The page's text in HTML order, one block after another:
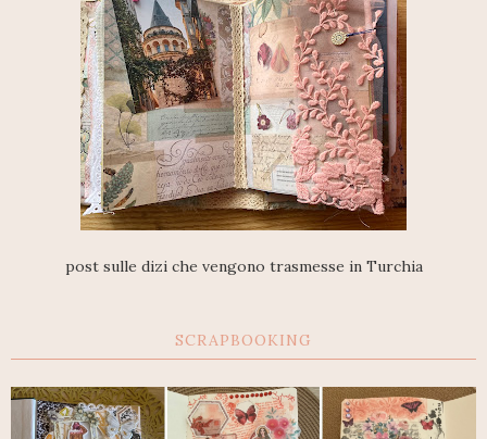
post sulle dizi che vengono trasmesse in Turchia
SCRAPBOOKING